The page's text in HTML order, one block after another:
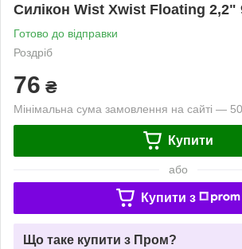
Силікон Wist Xwist Floating 2,2"
Готово до відправки
Роздріб
76 ₴
Мінімальна сума замовлення на сайті —
Купити
або
Купити з
Що таке купити з Пром?